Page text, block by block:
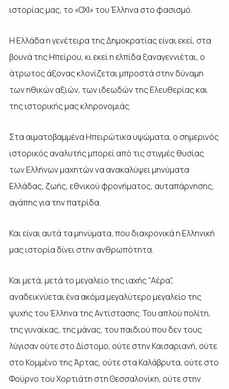
ιστορίας μας, το «ΟΧΙ» του Έλληνα στο φασισμό.
Η Ελλάδα η γενέτειρα της Δημοκρατίας είναι εκεί, στα
βουνά της Ηπείρου, κι εκεί η ελπίδα ξαναγεννιέται, ο
άτρωτος άξονας κλονίζεται μπροστά στην δύναμη
των ηθικών αξιών, των ιδεωδών της Ελευθερίας και
της ιστορικής μας κληρονομιάς.
Στα αιματοβαμμένα Ηπειρώτικα υψώματα, ο σημερινός
ιστορικός αναλυτής μπορεί από τις στιγμές θυσίας
των Ελλήνων μαχητών να ανακαλύψει μηνύματα
Ελλάδας, ζωής, εθνικού φρονήματος, αυταπάρνησης,
αγάπης για την πατρίδα.
Και είναι αυτά τα μηνύματα, που διαχρονικά η Ελληνική
μας ιστορία δίνει στην ανθρωπότητα.
Και μετά, μετά το μεγαλείο της ιαχής “Αέρα”,
αναδεικνύεται ένα ακόμα μεγαλύτερο μεγαλείο της
ψυχής του Έλληνα της Αντίστασης. Του απλού πολίτη,
της γυναίκας, της μάνας, του παιδιού που δεν τους
λύγισαν ούτε στο Δίστομο, ούτε στην Καισαριανή, ούτε
στο Κομμένο της Άρτας, ούτε στα Καλάβρυτα, ούτε στο
Φούρνο του Χορτιάτη στη Θεσσαλονίκη, ούτε στην